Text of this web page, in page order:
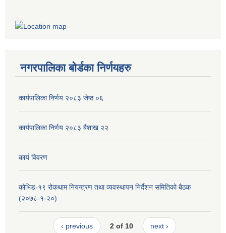
नगरपालिका बोर्डका निर्णयहरु
कार्यपालिका निर्णय २०८३ जेष्ठ ०६
कार्यपालिका निर्णय २०८३ बैशाख २२
कार्य विवरण
कोभिड-१९ रोकथाम नियन्त्रण तथा व्यवस्थापन निर्देशन समितिको बैठक
(२०७८-१-२०)
‹ previous 2 of 10 next ›